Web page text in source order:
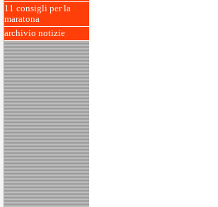
11 consigli per la
maratona
archivio notizie